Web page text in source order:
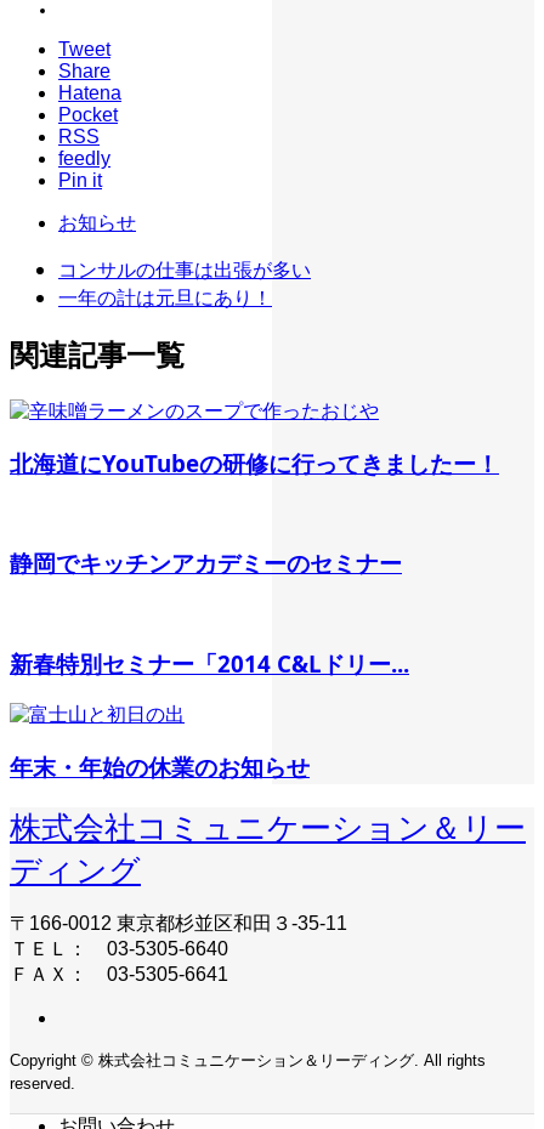
Tweet
Share
Hatena
Pocket
RSS
feedly
Pin it
お知らせ
コンサルの仕事は出張が多い
一年の計は元旦にあり！
関連記事一覧
北海道にYouTubeの研修に行ってきましたー！
静岡でキッチンアカデミーのセミナー
新春特別セミナー「2014 C&Lドリー...
年末・年始の休業のお知らせ
株式会社コミュニケーション＆リー
ディング
〒166-0012 東京都杉並区和田３-35-11
ＴＥＬ： 03-5305-6640
ＦＡＸ： 03-5305-6641
Copyright © 株式会社コミュニケーション＆リーディング. All rights
reserved.